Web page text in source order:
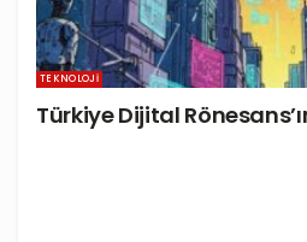
TEKNOLOJI
Türkiye Dijital